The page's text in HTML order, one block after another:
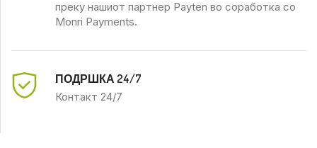
преку нашиот партнер Payten во соработка со
Monri Payments.
ПОДРШКА 24/7
Контакт 24/7